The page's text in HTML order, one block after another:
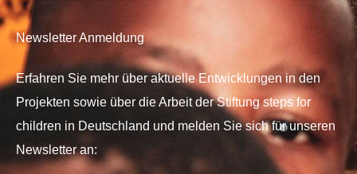
Newsletter Anmeldung
Erfahren Sie mehr über aktuelle Entwicklungen in den
Projekten sowie über die Arbeit der Stiftung steps for
children in Deutschland und melden Sie sich für unseren
Newsletter an: